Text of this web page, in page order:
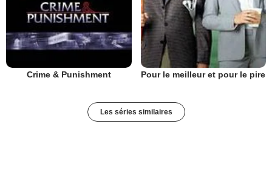
Crime & Punishment Pour le meilleur et pour le pire
Les séries similaires